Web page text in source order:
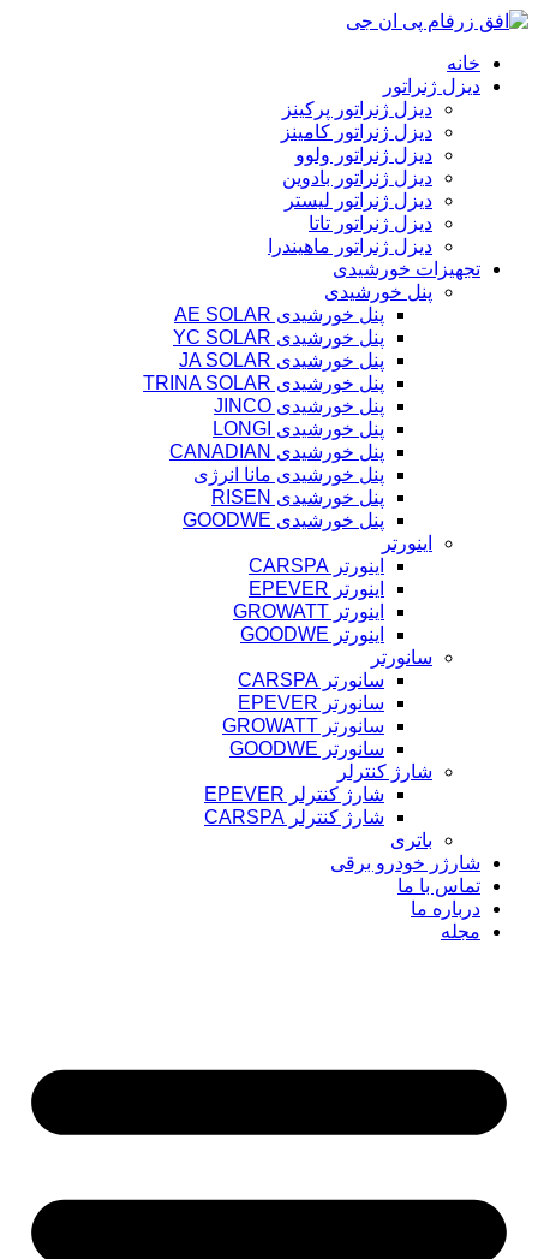
پرش
محتوا
خانه
دیزل ژنراتور
دیزل ژنراتور پرکینز
دیزل ژنراتور کامینز
دیزل ژنراتور ولوو
دیزل ژنراتور بادوین
دیزل ژنراتور لیستر
دیزل ژنراتور تاتا
دیزل ژنراتور ماهیندرا
تجهیزات خورشیدی
پنل خورشیدی
پنل خورشیدی AE SOLAR
پنل خورشیدی YC SOLAR
پنل خورشیدی JA SOLAR
پنل خورشیدی TRINA SOLAR
پنل خورشیدی JINCO
پنل خورشیدی LONGI
پنل خورشیدی CANADIAN
پنل خورشیدی مانا انرژی
پنل خورشیدی RISEN
پنل خورشیدی GOODWE
اینورتر
اینورتر CARSPA
اینورتر EPEVER
اینورتر GROWATT
اینورتر GOODWE
سانورتر
سانورتر CARSPA
سانورتر EPEVER
سانورتر GROWATT
سانورتر GOODWE
شارژ کنترلر
شارژ کنترلر EPEVER
شارژ کنترلر CARSPA
باتری
شارژر خودرو برقی
تماس با ما
درباره ما
مجله